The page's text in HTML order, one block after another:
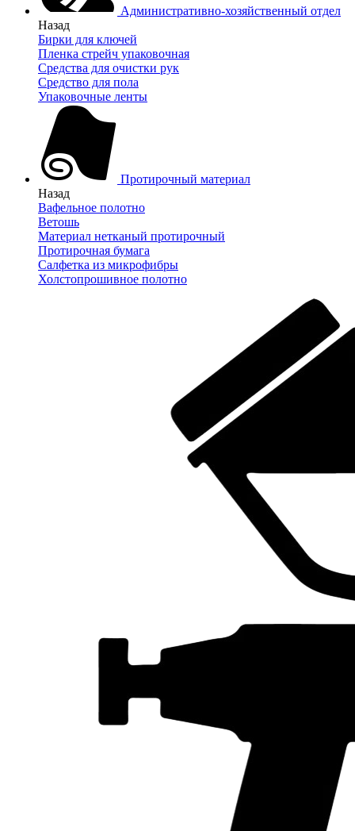
Административно-хозяйственный отдел
Назад
Бирки для ключей
Пленка стрейч упаковочная
Средства для очистки рук
Средство для пола
Упаковочные ленты
Протирочный материал
Назад
Вафельное полотно
Ветошь
Материал нетканый протирочный
Протирочная бумага
Салфетка из микрофибры
Холстопрошивное полотно